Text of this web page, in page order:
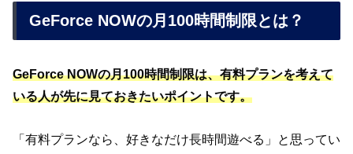
GeForce NOWの月100時間制限とは？
GeForce NOWの月100時間制限は、有料プランを考えて
いる人が先に見ておきたいポイントです。
「有料プランなら、好きなだけ長時間遊べる」と思ってい